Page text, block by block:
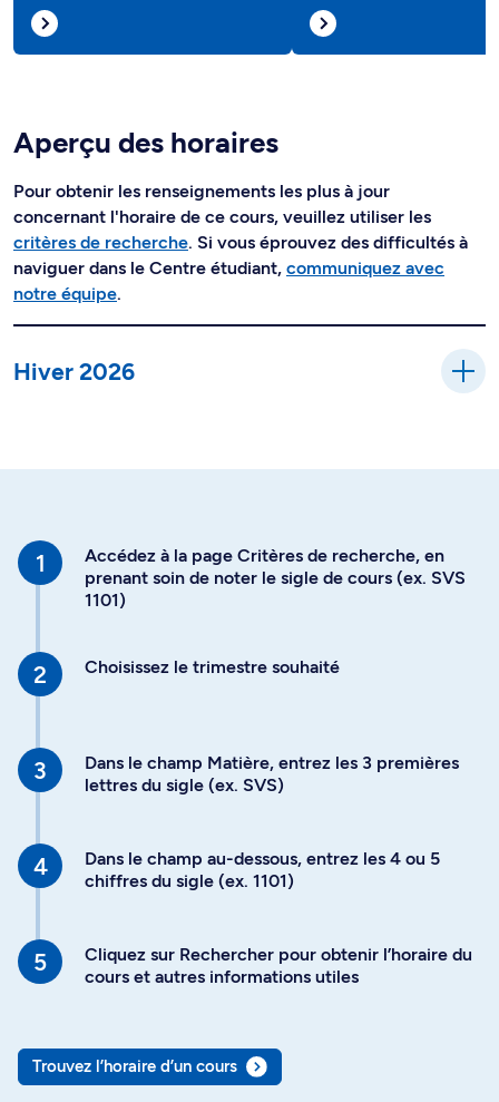
Aperçu des horaires
Pour obtenir les renseignements les plus à jour
concernant l'horaire de ce cours, veuillez utiliser les
critères de recherche. Si vous éprouvez des difficultés à
naviguer dans le Centre étudiant, communiquez avec
notre équipe.
Hiver 2026
Accédez à la page Critères de recherche, en
prenant soin de noter le sigle de cours (ex. SVS
1101)
Choisissez le trimestre souhaité
Dans le champ Matière, entrez les 3 premières
lettres du sigle (ex. SVS)
Dans le champ au-dessous, entrez les 4 ou 5
chiffres du sigle (ex. 1101)
Cliquez sur Rechercher pour obtenir l’horaire du
cours et autres informations utiles
Trouvez l’horaire d’un cours